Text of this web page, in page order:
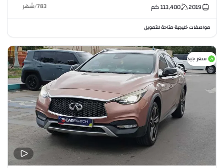
2019
113,400كم 783
/شهر
مواصفات خليجية•متاحة للتمويل
سعر جيد